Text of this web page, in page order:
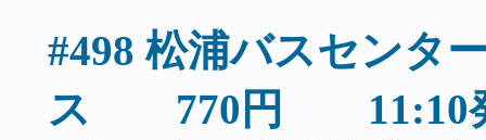
#498 松浦バスセン
ス 770円 11:10